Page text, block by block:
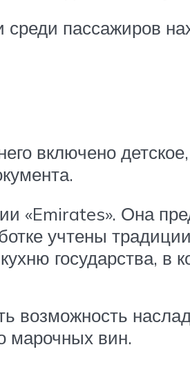
пассажиров
включено детское,
«Emirates». Она
учтены
государства, в
возможность
марочных вин.